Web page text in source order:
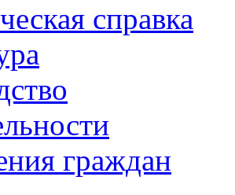
справка
граждан